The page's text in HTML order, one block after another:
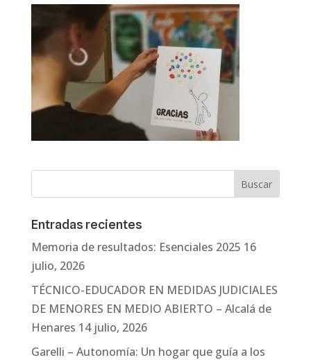
Entradas recientes
Memoria de resultados: Esenciales 2025 16
julio, 2026
TÉCNICO-EDUCADOR EN MEDIDAS JUDICIALES
DE MENORES EN MEDIO ABIERTO – Alcalá de
Henares 14 julio, 2026
Garelli – Autonomía: Un hogar que guía a los